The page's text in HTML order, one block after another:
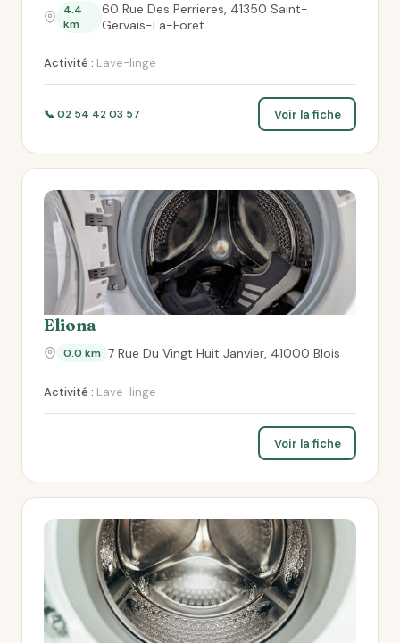
4.4
km
60 Rue Des Perrieres, 41350 Saint-
Gervais-La-Foret
Activité : Lave-linge
📞 02 54 42 03 57 Voir la fiche
Eliona
0.0 km 7 Rue Du Vingt Huit Janvier, 41000 Blois
Activité : Lave-linge
Voir la fiche